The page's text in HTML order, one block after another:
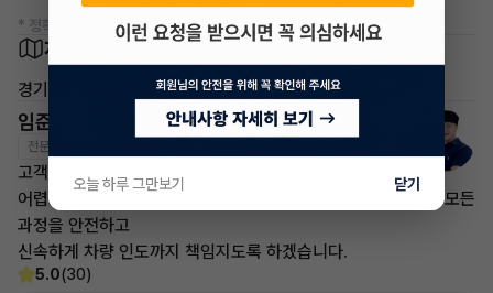
* 정확한 정보는 판매자와 반드시 확인하시기 바랍니다.
차량 위치
경기 시흥시
임준영 매니저
전문교육수료
고객님의 만족이 첫번째 목표입니다.
어렵고 복잡한 리스/렌트 처분 손실은 줄이고 빠른승계 처리로 모든
과정을 안전하고
신속하게 차량 인도까지 책임지도록 하겠습니다.
5.0(30)
오늘 하루 그만보기 닫기